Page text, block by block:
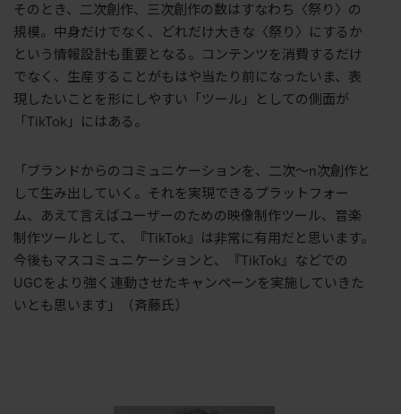
そのとき、二次創作、三次創作の数はすなわち〈祭り〉の
規模。中身だけでなく、どれだけ大きな〈祭り〉にするか
という情報設計も重要となる。コンテンツを消費するだけ
でなく、生産することがもはや当たり前になったいま、表
現したいことを形にしやすい「ツール」としての側面が
「TikTok」にはある。
「ブランドからのコミュニケーションを、二次〜n次創作と
して生み出していく。それを実現できるプラットフォー
ム、あえて言えばユーザーのための映像制作ツール、音楽
制作ツールとして、『TikTok』は非常に有用だと思います。
今後もマスコミュニケーションと、『TikTok』などでの
UGCをより強く連動させたキャンペーンを実施していきた
いとも思います」（斉藤氏）